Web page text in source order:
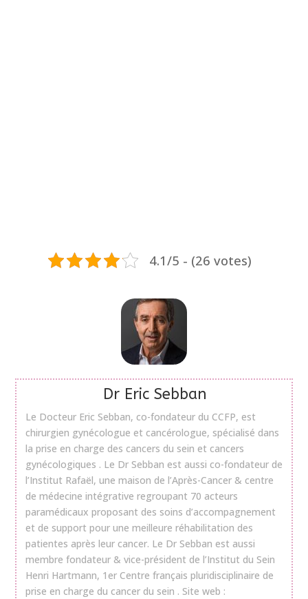
4.1/5 - (26 votes)
Dr Eric Sebban
Le Docteur Eric Sebban, co-fondateur du CCFP, est
chirurgien gynécologue et cancérologue, spécialisé dans
la prise en charge des cancers du sein et cancers
gynécologiques . Le Dr Sebban est aussi co-fondateur de
l’Institut Rafaël, une maison de l’Après-Cancer & centre
de médecine intégrative regroupant 70 acteurs
paramédicaux proposant des soins d’accompagnement
et de support pour une meilleure réhabilitation des
patientes après leur cancer. Le Dr Sebban est aussi
membre fondateur & vice-président de l’Institut du Sein
Henri Hartmann, 1er Centre français pluridisciplinaire de
prise en charge du cancer du sein . Site web :